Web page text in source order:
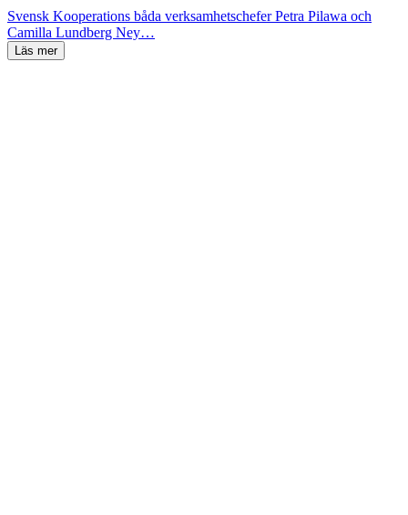
Svensk Kooperations båda verksamhetschefer Petra Pilawa och
Camilla Lundberg Ney…
Läs mer